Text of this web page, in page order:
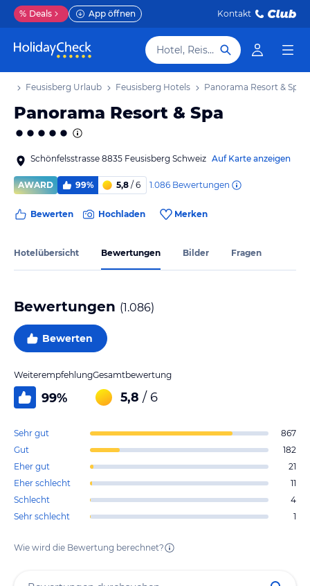
% Deals App öffnen Kontakt
Hotel, Reiseziel
Feusisberg Urlaub Feusisberg Hotels Panorama Resort & Spa
Panorama Resort & Spa
Schönfelsstrasse 8835 Feusisberg Schweiz Auf Karte anzeigen
AWARD 99% 5,8 / 6 1.086 Bewertungen
Bewerten Hochladen Merken
Hotelübersicht Bewertungen Bilder Fragen
Bewertungen (1.086)
Bewerten
Weiterempfehlung
99%
Gesamtbewertung
5,8 / 6
Sehr gut
867
Gut
182
Eher gut
21
Eher schlecht
11
Schlecht
4
Sehr schlecht
1
Wie wird die Bewertung berechnet?